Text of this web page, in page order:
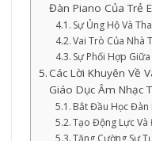
Đàn Piano Của Trẻ
Sự Ủng Hộ Và
Vai Trò Của Nhà
Sự Phối Hợp
Các Lời Khuyên Về
Giáo Dục Âm Nhạc
Bắt Đầu Học Đàn
Tạo Động Lực